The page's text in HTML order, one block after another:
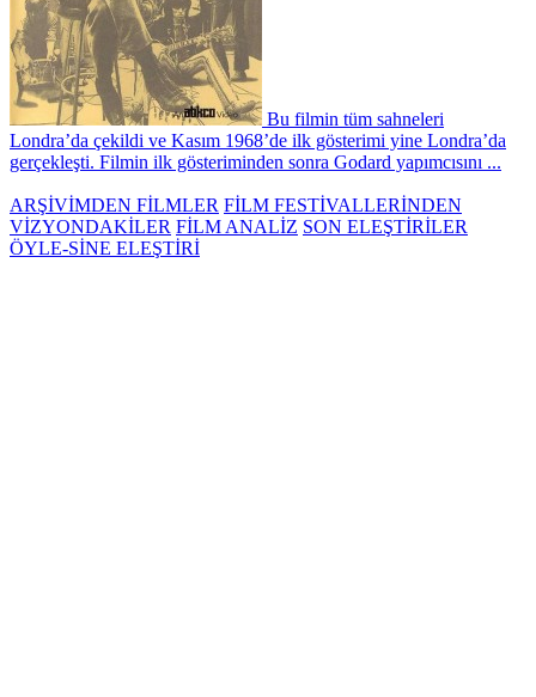
Bu filmin tüm sahneleri
Londra’da çekildi ve Kasım 1968’de ilk gösterimi yine Londra’da
gerçekleşti. Filmin ilk gösteriminden sonra Godard yapımcısını ...
ARŞİVİMDEN FİLMLER FİLM FESTİVALLERİNDEN
VİZYONDAKİLER FİLM ANALİZ SON ELEŞTİRİLER
ÖYLE-SİNE ELEŞTİRİ